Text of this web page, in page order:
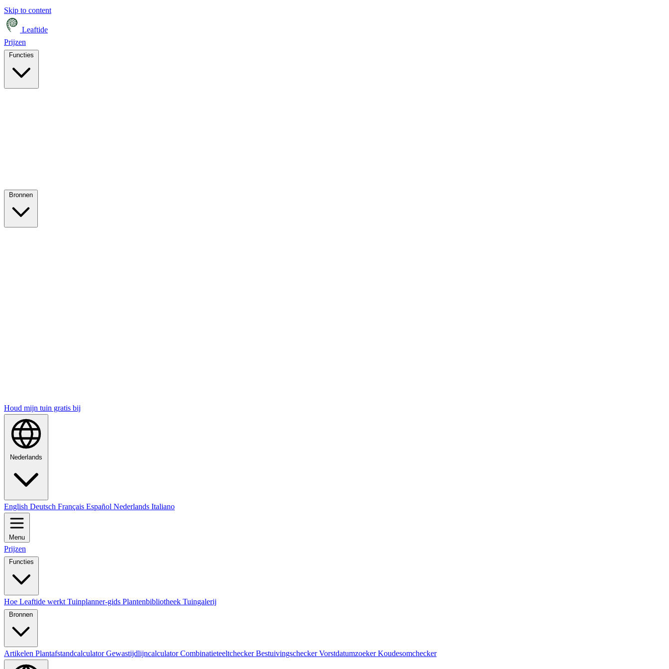
Skip to content
Leaftide
Prijzen
Houd mijn tuin gratis bij
Nederlands
English Deutsch Français Español Nederlands Italiano
Menu
Prijzen
Functies
Hoe Leaftide werkt Tuinplanner-gids Plantenbibliotheek Tuingalerij
Bronnen
Artikelen PlantafstandcalculatorGewastijdlijncalculatorCombinatieteeltcheckerBestuivingscheckerVorstdatumzoekerKoudesomchecker